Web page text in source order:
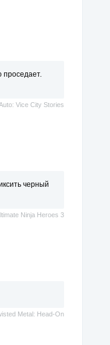
проседает.
Vice City Stories
черный
Ninja Heroes 3
Metal: Head-On